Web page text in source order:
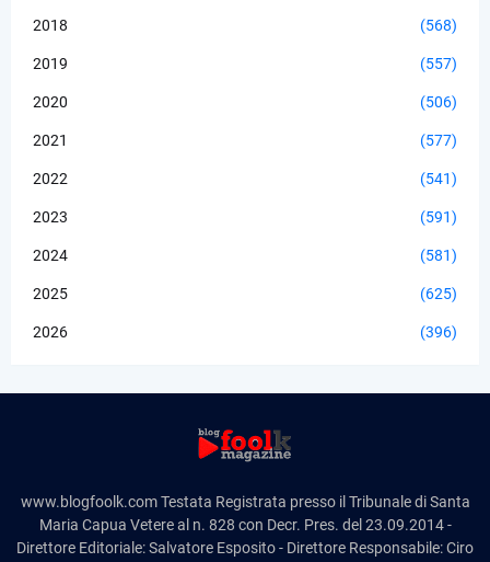
2018 (568)
2019 (557)
2020 (506)
2021 (577)
2022 (541)
2023 (591)
2024 (581)
2025 (625)
2026 (396)
www.blogfoolk.com Testata Registrata presso il Tribunale di Santa
Maria Capua Vetere al n. 828 con Decr. Pres. del 23.09.2014 -
Direttore Editoriale: Salvatore Esposito - Direttore Responsabile: Ciro